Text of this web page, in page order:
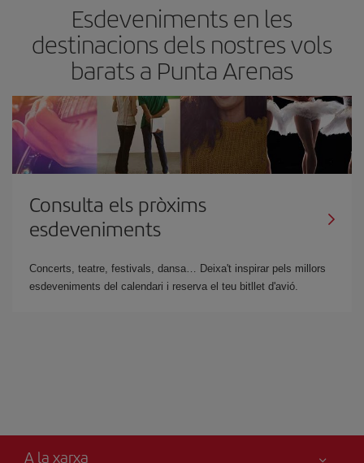
Esdeveniments en les
destinacions dels nostres vols
barats a Punta Arenas
Consulta els pròxims
esdeveniments
Concerts, teatre, festivals, dansa… Deixa't inspirar pels millors
esdeveniments del calendari i reserva el teu bitllet d'avió.
A la xarxa